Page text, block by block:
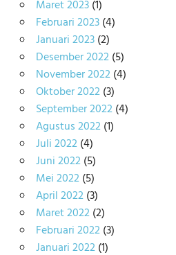
Maret 2023(1)
Februari 2023(4)
Januari 2023(2)
Desember 2022(5)
November 2022(4)
Oktober 2022(3)
September 2022(4)
Agustus 2022(1)
Juli 2022(4)
Juni 2022(5)
Mei 2022(5)
April 2022(3)
Maret 2022(2)
Februari 2022(3)
Januari 2022(1)